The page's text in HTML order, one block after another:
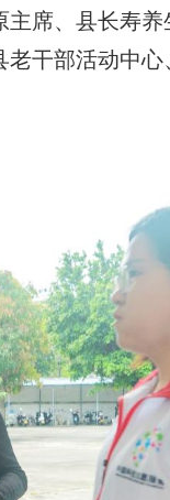
席、县长寿养
干部活动中心